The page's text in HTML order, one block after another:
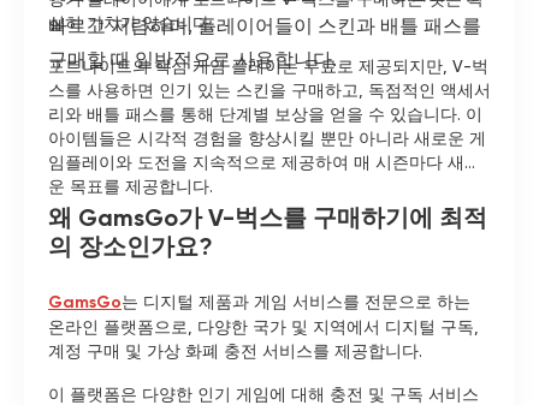
빠르고 저렴하며, 플레이어들이 스킨과 배틀 패스를
구매할 때 일반적으로 사용합니다.
실히 가치가 있습니다.
포트나이트의 핵심 게임 플레이는 무료로 제공되지만, V-벅
스를 사용하면 인기 있는 스킨을 구매하고, 독점적인 액세서
리와 배틀 패스를 통해 단계별 보상을 얻을 수 있습니다. 이
아이템들은 시각적 경험을 향상시킬 뿐만 아니라 새로운 게
임플레이와 도전을 지속적으로 제공하여 매 시즌마다 새로
운 목표를 제공합니다.
왜 GamsGo가 V-벅스를 구매하기에 최적
의 장소인가요?
GamsGo는 디지털 제품과 게임 서비스를 전문으로 하는
온라인 플랫폼으로, 다양한 국가 및 지역에서 디지털 구독,
계정 구매 및 가상 화폐 충전 서비스를 제공합니다.
이 플랫폼은 다양한 인기 게임에 대해 충전 및 구독 서비스